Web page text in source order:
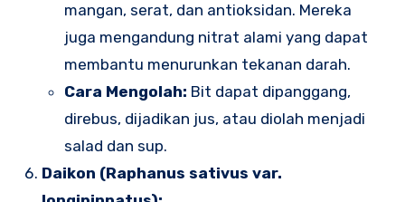
mangan, serat, dan antioksidan. Mereka
juga mengandung nitrat alami yang dapat
membantu menurunkan tekanan darah.
Cara Mengolah: Bit dapat dipanggang,
direbus, dijadikan jus, atau diolah menjadi
salad dan sup.
Daikon (Raphanus sativus var.